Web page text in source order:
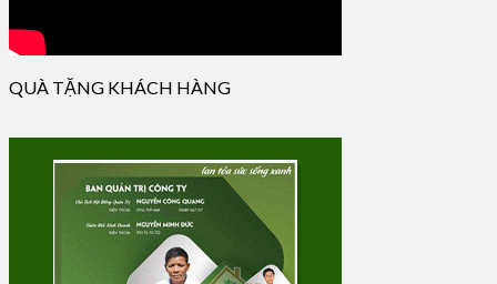
QUÀ TẶNG KHÁCH HÀNG